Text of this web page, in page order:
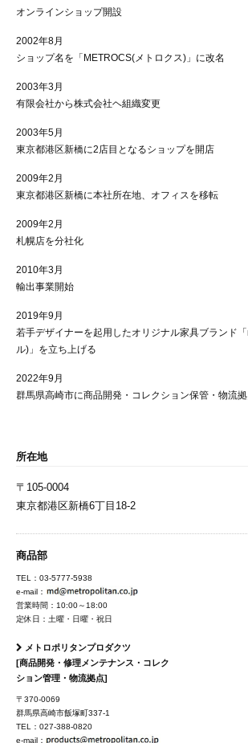
オンラインショップ開設
2002年8月
ショップ名を「METROCS(メトロクス)」に改名
2003年3月
有限会社から株式会社ヘ組織変更
2003年5月
東京都港区新橋に2店目となるショップを開店
2009年2月
東京都港区新橋に本社所在地、オフィスを移転
2009年2月
札幌店を分社化
2010年3月
輸出事業開始
2019年9月
若手デザイナーを起用したオリジナル家具ブランド
ル)」を立ち上げる
2022年9月
群馬県高崎市に商品開発・コレクション保管・物流
所在地
〒105-0004
東京都港区新橋6丁目18-2
商品部
TEL：03-5777-5938
e-mail：
営業時間：10:00～18:00
定休日：土曜・日曜・祝日
メトロポリタンプロダクツ
[商品開発・修理メンテナンス・コレク
ション管理・物流拠点]
〒370-0069
群馬県高崎市飯塚町337-1
TEL：027-388-0820
e-mail：